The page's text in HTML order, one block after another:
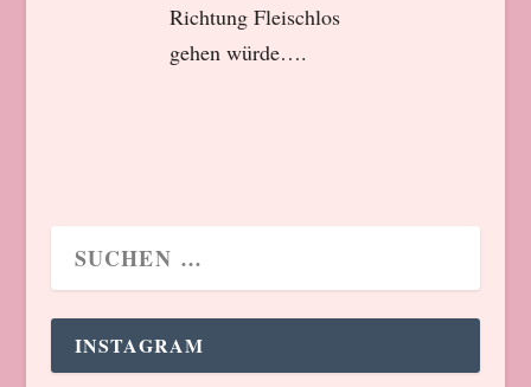
Richtung Fleischlos
gehen würde….
INSTAGRAM